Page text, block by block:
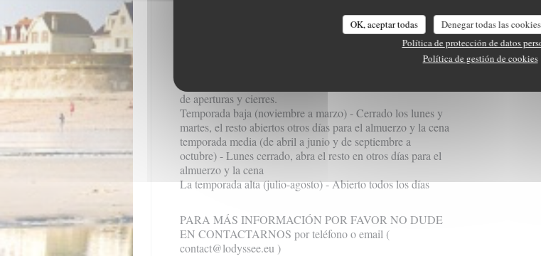
OK, aceptar todas Denegar todas las cookies
Política de protección de datos
Política de gestión de cookies
Es en este espíritu que ahora son parte del viaje,
probablemente hechizado por los cantos de sirena.
de aperturas y cierres.
Temporada baja (noviembre a marzo) - Cerrado los lunes y
martes, el resto abiertos otros días para el almuerzo y la cena
temporada media (de abril a junio y de septiembre a
octubre) - Lunes cerrado, abra el resto en otros días para el
almuerzo y la cena
La temporada alta (julio-agosto) - Abierto todos los días
PARA MÁS INFORMACIÓN POR FAVOR NO DUDE
EN CONTACTARNOS por teléfono o email (
contact@lodyssee.eu )